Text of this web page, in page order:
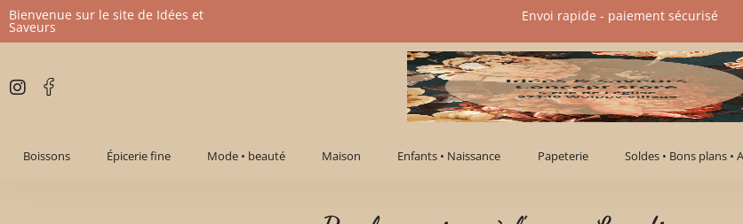
Aller
contenu
Bienvenue sur le site de Idées et
Saveurs
Envoi rapide - paiement sécurisé​
Boissons Épicerie fine Mode • beauté Maison Enfants • Naissance Papeterie Soldes • Bons plans •